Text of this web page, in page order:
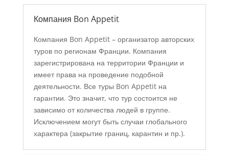
Компания Bon Appetit
Компания Bon Appetit – организатор авторских
туров по регионам Франции. Компания
зарегистрирована на территории Франции и
имеет права на проведение подобной
деятельности. Все туры Bon Appetit на
гарантии. Это значит, что тур состоится не
зависимо от количества людей в группе.
Исключением могут быть случаи глобального
характера (закрытие границ, карантин и пр.).